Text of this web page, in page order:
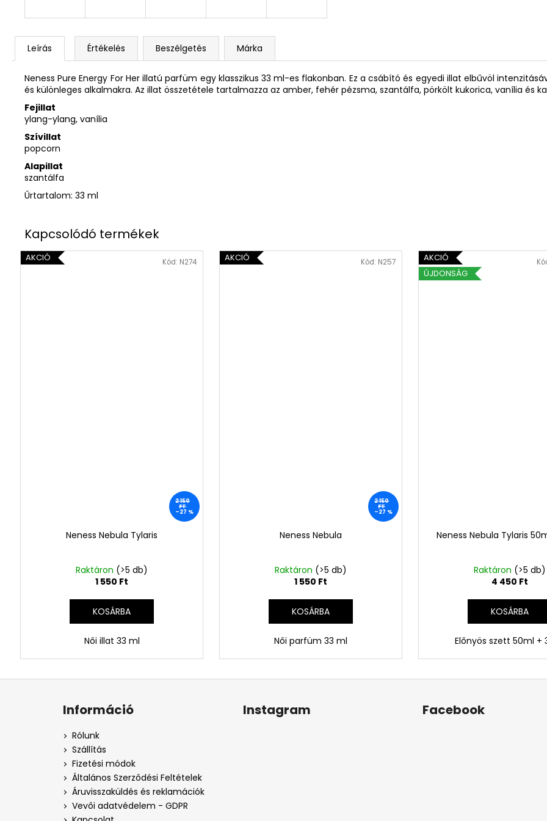
Leírás Értékelés Beszélgetés Márka
Neness Pure Energy For Her illatú parfüm egy klasszikus 33 ml-es flakonban. Ez a csábító és egyedi illat elbűvöl
és különleges alkalmakra. Az illat összetétele tartalmazza az amber, fehér pézsma, szantálfa, pörkölt kukorica, vanília és
Fejillat
ylang-ylang, vanília
Szívillat
popcorn
Alapillat
szantálfa
Űrtartalom: 33 ml
AKCIÓ
2 150
FT
–27 %
Neness Nebula Tylaris
Raktáron (>5 db)
1 550 Ft
KOSÁRBA
Női illat 33 ml
Kód: N274 AKCIÓ
2 150
FT
–27 %
Neness Nebula
Raktáron (>5 db)
1 550 Ft
KOSÁRBA
Női parfüm 33 ml
Kód: N257
AKCIÓ
ÚJDONSÁG
Neness Nebula Tylaris
Raktáron (>5 db)
4 450 Ft
KOSÁRBA
Előnyös szett 50ml +
Információ
Rólunk
Szállítás
Fizetési módok
Általános Szerződési Feltételek
Áruvisszaküldés és reklamációk
Vevői adatvédelem - GDPR
Instagram Facebook